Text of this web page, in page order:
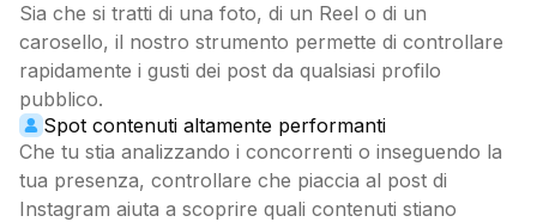
Sia che si tratti di una foto, di un Reel o di un
carosello, il nostro strumento permette di controllare
rapidamente i gusti dei post da qualsiasi profilo
pubblico.
Spot contenuti altamente performanti
Che tu stia analizzando i concorrenti o inseguendo la
tua presenza, controllare che piaccia al post di
Instagram aiuta a scoprire quali contenuti stiano